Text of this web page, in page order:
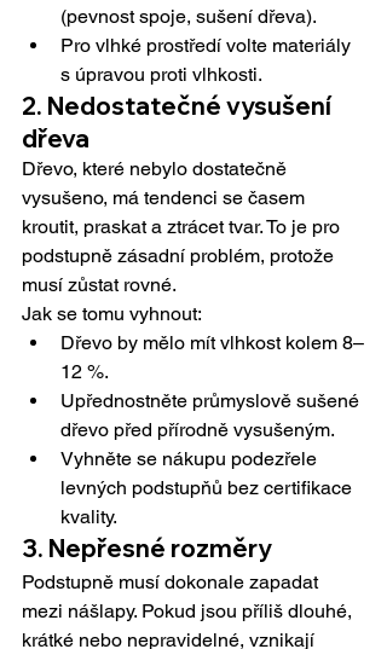
(pevnost spoje, sušení dřeva).
Pro vlhké prostředí volte materiály
s úpravou proti vlhkosti.
2. Nedostatečné vysušení
dřeva
Dřevo, které nebylo dostatečně
vysušeno, má tendenci se časem
kroutit, praskat a ztrácet tvar. To je pro
podstupně zásadní problém, protože
musí zůstat rovné.
Jak se tomu vyhnout:
Dřevo by mělo mít vlhkost kolem 8–
12 %.
Upřednostněte průmyslově sušené
dřevo před přírodně vysušeným.
Vyhněte se nákupu podezřele
levných podstupňů bez certifikace
kvality.
3. Nepřesné rozměry
Podstupně musí dokonale zapadat
mezi nášlapy. Pokud jsou příliš dlouhé,
krátké nebo nepravidelné, vznikají